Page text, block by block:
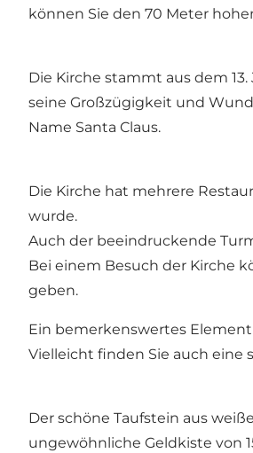
können Sie den 70 Meter
Die Kirche stammt aus dem
seine Großzügigkeit und
Name Santa Claus.
Die Kirche hat mehrere
wurde.
Auch der beeindruckende
Bei einem Besuch der Kirche
geben.
Ein bemerkenswertes Element
Vielleicht finden Sie auch eine
Der schöne Taufstein aus
ungewöhnliche Geldkiste von